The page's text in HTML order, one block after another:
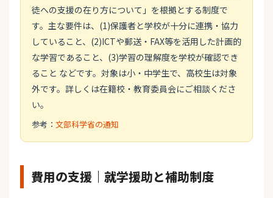
徒への支援の在り方について」を根拠とする制度で
す。主な要件は、(1)保護者と学校が十分に連携・協力
していること、(2)ICTや郵送・FAX等を活用した計画的
な学習であること、(3)学習の理解度を学校が確認でき
ること などです。対象は小・中学生で、高校生は対象
外です。詳しくは在籍校・教育委員会にご相談くださ
い。
参考： 文部科学省の通知
費用の支援｜就学援助と補助制度